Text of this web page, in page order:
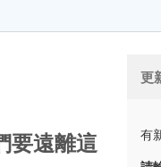
要遠離這
更
有